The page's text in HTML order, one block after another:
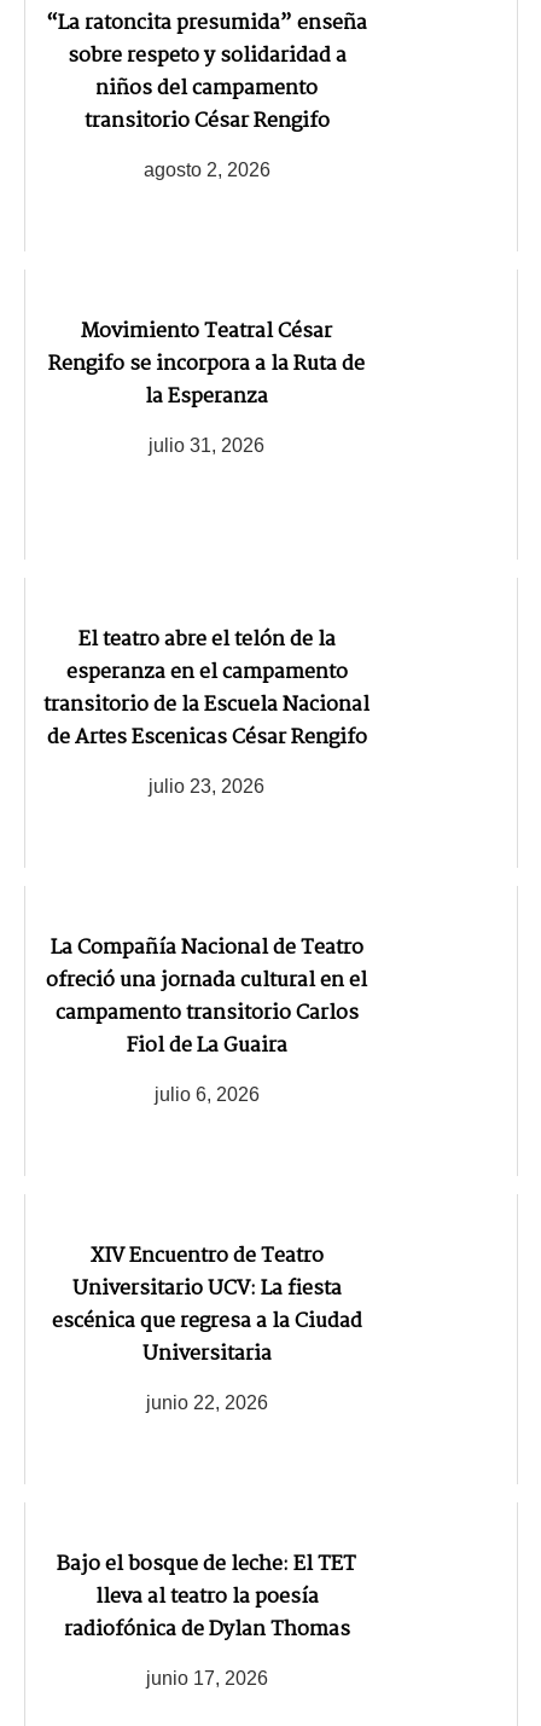
“La ratoncita presumida” enseña
sobre respeto y solidaridad a
niños del campamento
transitorio César Rengifo
agosto 2, 2026
Movimiento Teatral César
Rengifo se incorpora a la Ruta de
la Esperanza
julio 31, 2026
El teatro abre el telón de la
esperanza en el campamento
transitorio de la Escuela Nacional
de Artes Escenicas César Rengifo
julio 23, 2026
La Compañía Nacional de Teatro
ofreció una jornada cultural en el
campamento transitorio Carlos
Fiol de La Guaira
julio 6, 2026
XIV Encuentro de Teatro
Universitario UCV: La fiesta
escénica que regresa a la Ciudad
Universitaria
junio 22, 2026
Bajo el bosque de leche: El TET
lleva al teatro la poesía
radiofónica de Dylan Thomas
junio 17, 2026